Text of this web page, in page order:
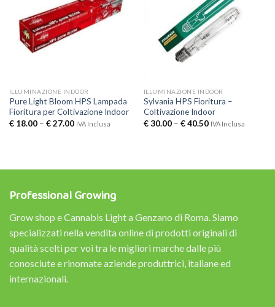
ILLUMINAZIONE INDOOR
Pure Light Bloom HPS Lampada
Fioritura per Coltivazione Indoor
€18.00– €27.00 IVA Inclusa
ILLUMINAZIONE INDOOR
Sylvania HPS Fioritura –
Coltivazione Indoor
€30.00– €40.50 IVA Inclusa
Professional Growing
Grow shop e Cannabis Light a Genzano di Roma. Siamo
specializzati nella vendita online di prodotti originali di
qualità scelti per voi tra le migliori marche dalle più
conosciute e rinomate aziende produttrici, italiane ed
internazionali.